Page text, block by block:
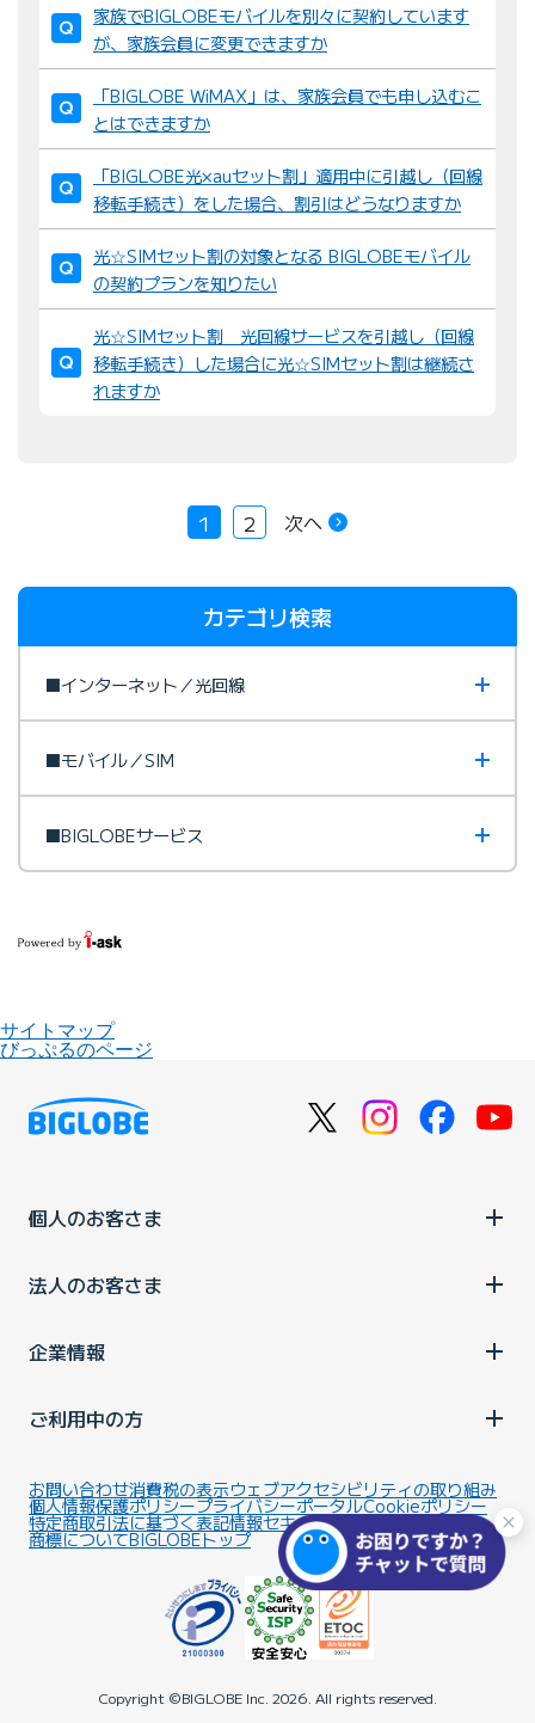
家族でBIGLOBEモバイルを別々に契約しています
が、家族会員に変更できますか
「BIGLOBE WiMAX」は、家族会員でも申し込むこ
とはできますか
「BIGLOBE光×auセット割」適用中に引越し（回線
移転手続き）をした場合、割引はどうなりますか
光☆SIMセット割の対象となる BIGLOBEモバイル
の契約プランを知りたい
光☆SIMセット割 光回線サービスを引越し（回線
移転手続き）した場合に光☆SIMセット割は継続さ
れますか
1 2 次へ
カテゴリ検索
■インターネット／光回線
■モバイル／SIM
■BIGLOBEサービス
サイトマップ
びっぷるのページ
個人のお客さま
法人のお客さま
企業情報
ご利用中の方
お問い合わせ消費税の表示ウェブアクセシビリティの取り組み
個人情報保護ポリシープライバシーポータルCookieポリシー
特定商取引法に基づく表記情報セキュリティ基本方針
商標についてBIGLOBEトップ
Copyright ©BIGLOBE Inc. 2026. All rights reserved.